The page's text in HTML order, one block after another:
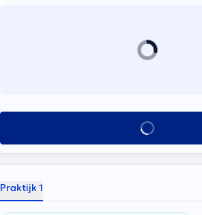
Alles zien
Praktijk 1